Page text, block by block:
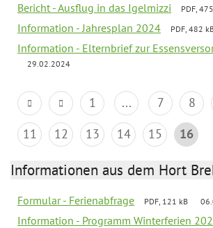
Bericht - Ausflug in das Igelmizzi PDF,
Information - Jahresplan 2024 PDF, 482
Information - Elternbrief zur
29.02.2024
1 ... 7 8
11
12 13 14 15 16
Informationen aus dem Hort
Formular - Ferienabfrage PDF, 121 kB
Information - Programm Winterferien